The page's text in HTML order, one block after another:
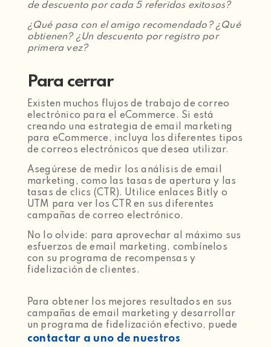
de descuento por cada 5 referidos exitosos?
¿Qué pasa con el amigo recomendado? ¿Qué
obtienen? ¿Un descuento por registro por
primera vez?
Para cerrar
Existen muchos flujos de trabajo de correo
electrónico para el eCommerce. Si está
creando una estrategia de email marketing
para eCommerce, incluya los diferentes tipos
de correos electrónicos que desea utilizar.
Asegúrese de medir los análisis de email
marketing, como las tasas de apertura y las
tasas de clics (CTR). Utilice enlaces Bitly o
UTM para ver los CTR en sus diferentes
campañas de correo electrónico.
No lo olvide: para aprovechar al máximo sus
esfuerzos de email marketing, combínelos
con su programa de recompensas y
fidelización de clientes.
Para obtener los mejores resultados en sus
campañas de email marketing y desarrollar
un programa de fidelización efectivo, puede
contactar a uno de nuestros